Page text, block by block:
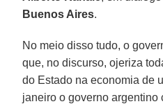
Buenos Aires.
No meio disso tudo, o
que, no discurso, ojeriza
do Estado na economia de
janeiro o governo argentino